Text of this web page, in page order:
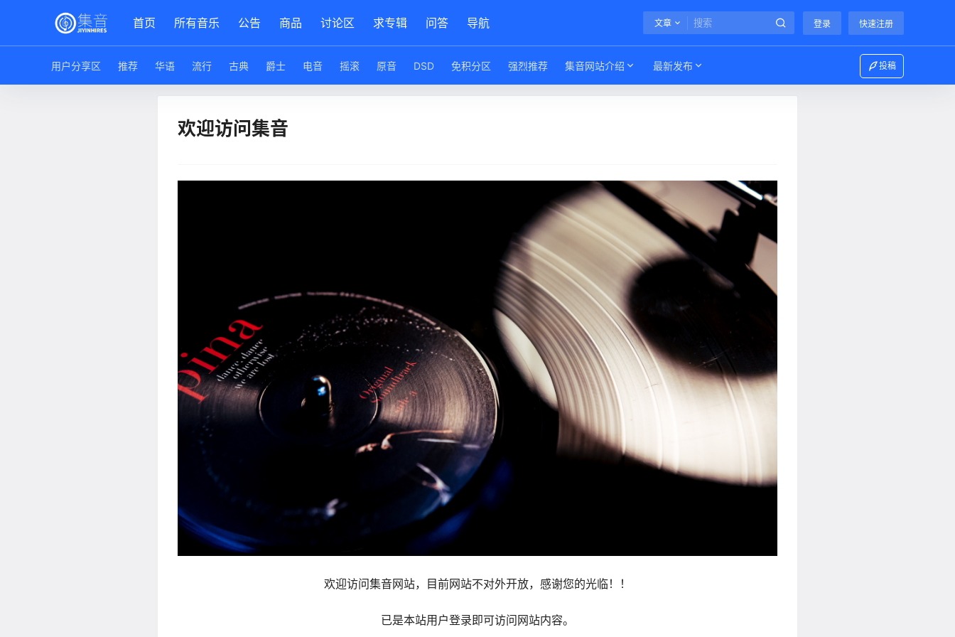
首页 所有音乐 公告 商品 讨论区 求专辑 问答 导航 文章 登录 快速注册
用户分享区 推荐 华语 流行 古典 爵士 电音 摇滚 原音 DSD 免积分区 强烈推荐 集音网站介绍 最新发布 投稿
欢迎访问集音
欢迎访问集音网站，目前网站不对外开放，感谢您的光临！！
已是本站用户登录即可访问网站内容。